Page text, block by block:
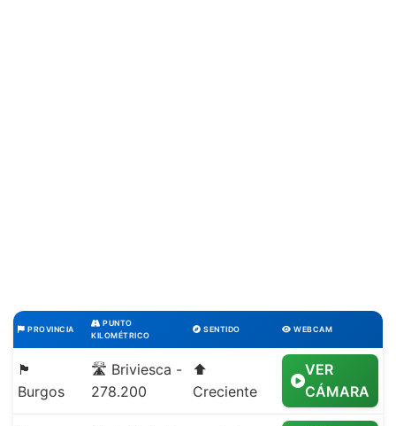
PROVINCIA
PUNTO
KILOMÉTRICO
SENTIDO WEBCAM
🏴
Burgos
🛣️ Briviesca -
278.200
⬆️
Creciente
VER
CÁMARA